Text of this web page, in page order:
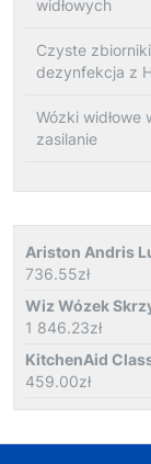
widłowych
Czyste
dezynfekcja z
Wózki
zasilanie
Ariston Andris
736.55zł
Wiz Wózek
1 846.23zł
KitchenAid
459.00zł